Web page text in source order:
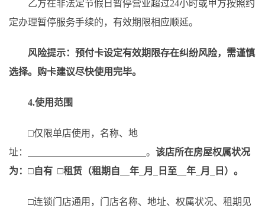
乙方在非法定节假日暂停营业超过24小时或甲方按照约
定办理暂停服务手续的，有效期限相应顺延。
风险提示：预付卡设定有效期限存在纠纷风险，需谨慎
选择。购卡建议尽快使用完毕。
4.使用范围
□仅限单店使用，名称、地
址：
。 该店所在房屋权属状况
为： □自有 □租赁（租期 自 年 月 日至 年 月 日 ）。
□连锁门店通用，门店名称、地址、 权属状况、 租期见